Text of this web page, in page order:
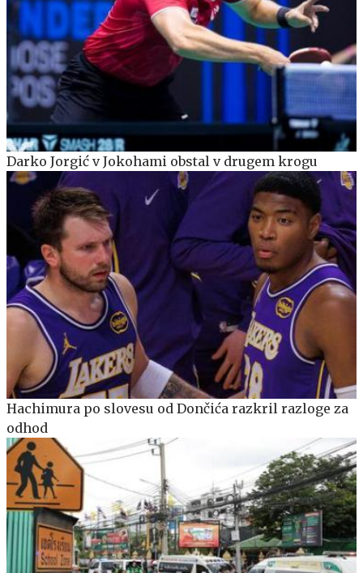
Darko Jorgić v Jokohami obstal v drugem krogu
Hachimura po slovesu od Dončića razkril razloge za
odhod